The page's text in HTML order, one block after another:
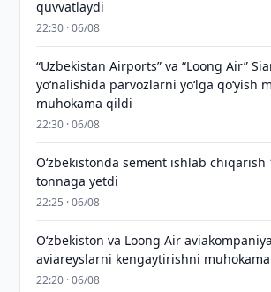
quvvatlaydi
22:30 · 06/08
“Uzbekistan Airports” va “Loong Air”
yo‘nalishida parvozlarni yo‘lga qo‘yish
muhokama qildi
22:30 · 06/08
O‘zbekistonda sement ishlab chiqarish
tonnaga yetdi
22:25 · 06/08
Oʻzbekiston va Loong Air
aviareyslarni kengaytirishni
22:20 · 06/08